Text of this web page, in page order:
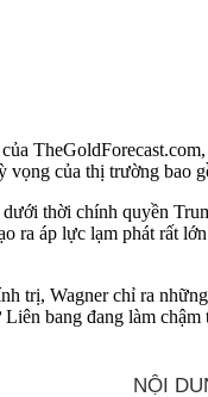
vọng của thị trường bao
thời chính quyền
ra áp lực lạm phát rất
trị, Wagner chỉ ra
bang đang làm chậm